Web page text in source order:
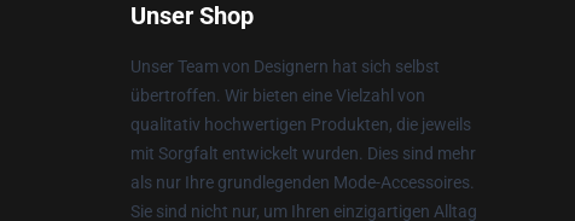
Unser Shop
Unser Team von Designern hat sich selbst
übertroffen. Wir bieten eine Vielzahl von
qualitativ hochwertigen Produkten, die jeweils
mit Sorgfalt entwickelt wurden. Dies sind mehr
als nur Ihre grundlegenden Mode-Accessoires.
Sie sind nicht nur, um Ihren einzigartigen Alltag